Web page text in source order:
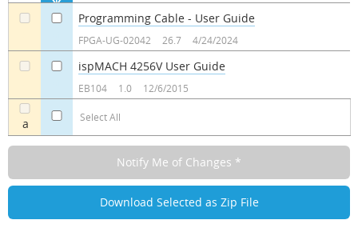
a Select All
Programming Cable - User Guide
FPGA-UG-02042 26.7 4/24/2024
ispMACH 4256V User Guide
EB104 1.0 12/6/2015